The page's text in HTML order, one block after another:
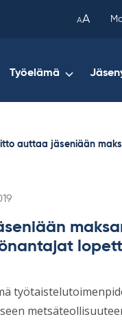
AA
Työelämä
auttaa jäseniään